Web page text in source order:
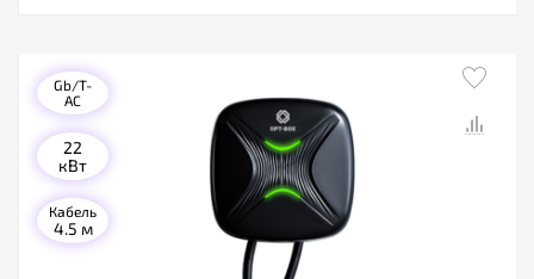
Gb/T-
AC
22
кВт
Кабель
4.5 м